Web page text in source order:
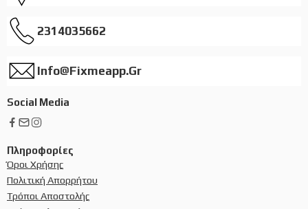
2314035662
Info@fixmeapp.gr
Social Media
Πληροφορίες
Όροι Χρήσης
Πολιτική Απορρήτου
Τρόποι Αποστολής